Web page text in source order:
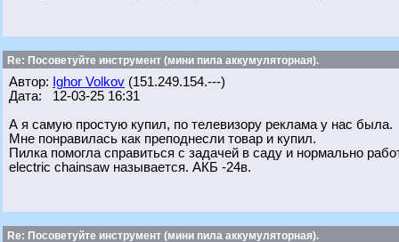
Re: Посоветуйте инструмент (мини пила аккумуляторная).
Автор: Ighor Volkov (151.249.154.---)
Дата: 12-03-25 16:31
А я самую простую купил, по телевизору реклама у нас была.
Мне понравилась как преподнесли товар и купил.
Пилка помогла справиться с задачей в саду и нормально
electric chainsaw называется. АКБ -24в.
Re: Посоветуйте инструмент (мини пила аккумуляторная).